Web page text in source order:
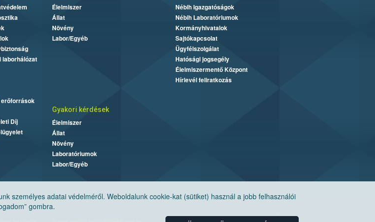
személyes adatai védelméről. Weboldalunk cookie-kat (sütiket) használ a jobb felhasználói
gombra.
laborhálózat
erőforrások
Díj
Élelmiszer
Állat
Növény
Labor/Egyéb
Nébih Igazgatóságok
Nébih Laboratóriumok
Kormányhivatalok
Sajtókapcsolat
Ügyfélszolgálat
Hatósági jogsegély
Élelmiszermentő Központ
Hírlevél feliratkozás
Gyakori kérdések
Élelmiszer
Állat
Növény
Laboratóriumok
Labor/Egyéb